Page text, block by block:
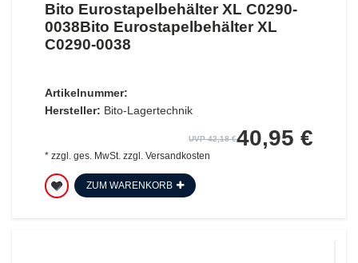
Bito Eurostapelbehälter XL C0290-
0038Bito Eurostapelbehälter XL
C0290-0038
Artikelnummer:
Hersteller: Bito-Lagertechnik
UVP 42,18 €40,95 €
* zzgl. ges. MwSt.zzgl. Versandkosten
ZUM WARENKORB